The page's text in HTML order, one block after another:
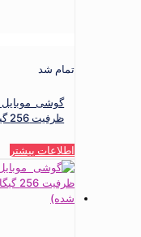
تمام شد
ظرفیت 256 گیگابایت و رم 6 گیگابایت
اطلاعات بیشتر